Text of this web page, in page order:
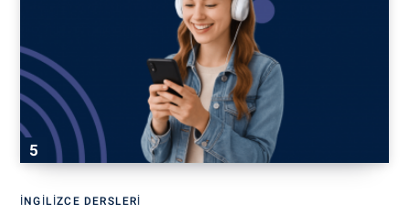
İNGILIZCE DERSLERI